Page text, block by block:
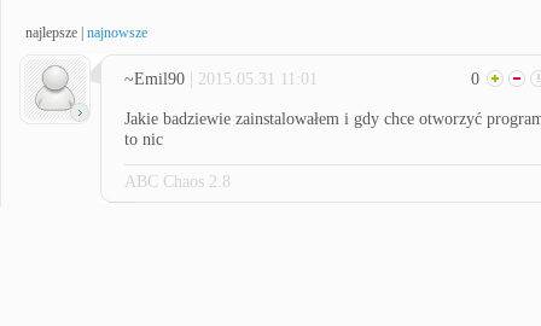
najlepsze najnowsze
~Emil90 | 2015.05.31 11:01 0
Jakie badziewie zainstalowałem i gdy chce otworzyć
to nic
ABC Chaos 2.8